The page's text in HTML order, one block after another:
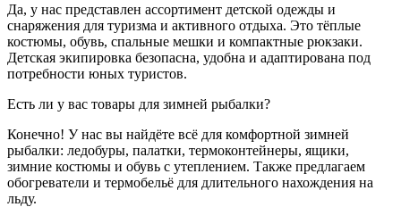
Да, у нас представлен ассортимент детской одежды и
снаряжения для туризма и активного отдыха. Это тёплые
костюмы, обувь, спальные мешки и компактные рюкзаки.
Детская экипировка безопасна, удобна и адаптирована под
потребности юных туристов.
Есть ли у вас товары для зимней рыбалки?
Конечно! У нас вы найдёте всё для комфортной зимней
рыбалки: ледобуры, палатки, термоконтейнеры, ящики,
зимние костюмы и обувь с утеплением. Также предлагаем
обогреватели и термобельё для длительного нахождения на
льду.